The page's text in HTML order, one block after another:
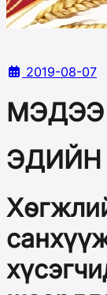
2019-08-07
МЭДЭЭ
ЭДИЙН